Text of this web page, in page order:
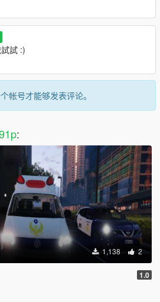
試 :)
帐号才能够发表评论。
:
1,138 2
1.0